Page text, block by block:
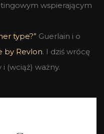
wspierającym
type?” Guerlain i o
by Revlon. I dziś wrócę
(wciąż) ważny.